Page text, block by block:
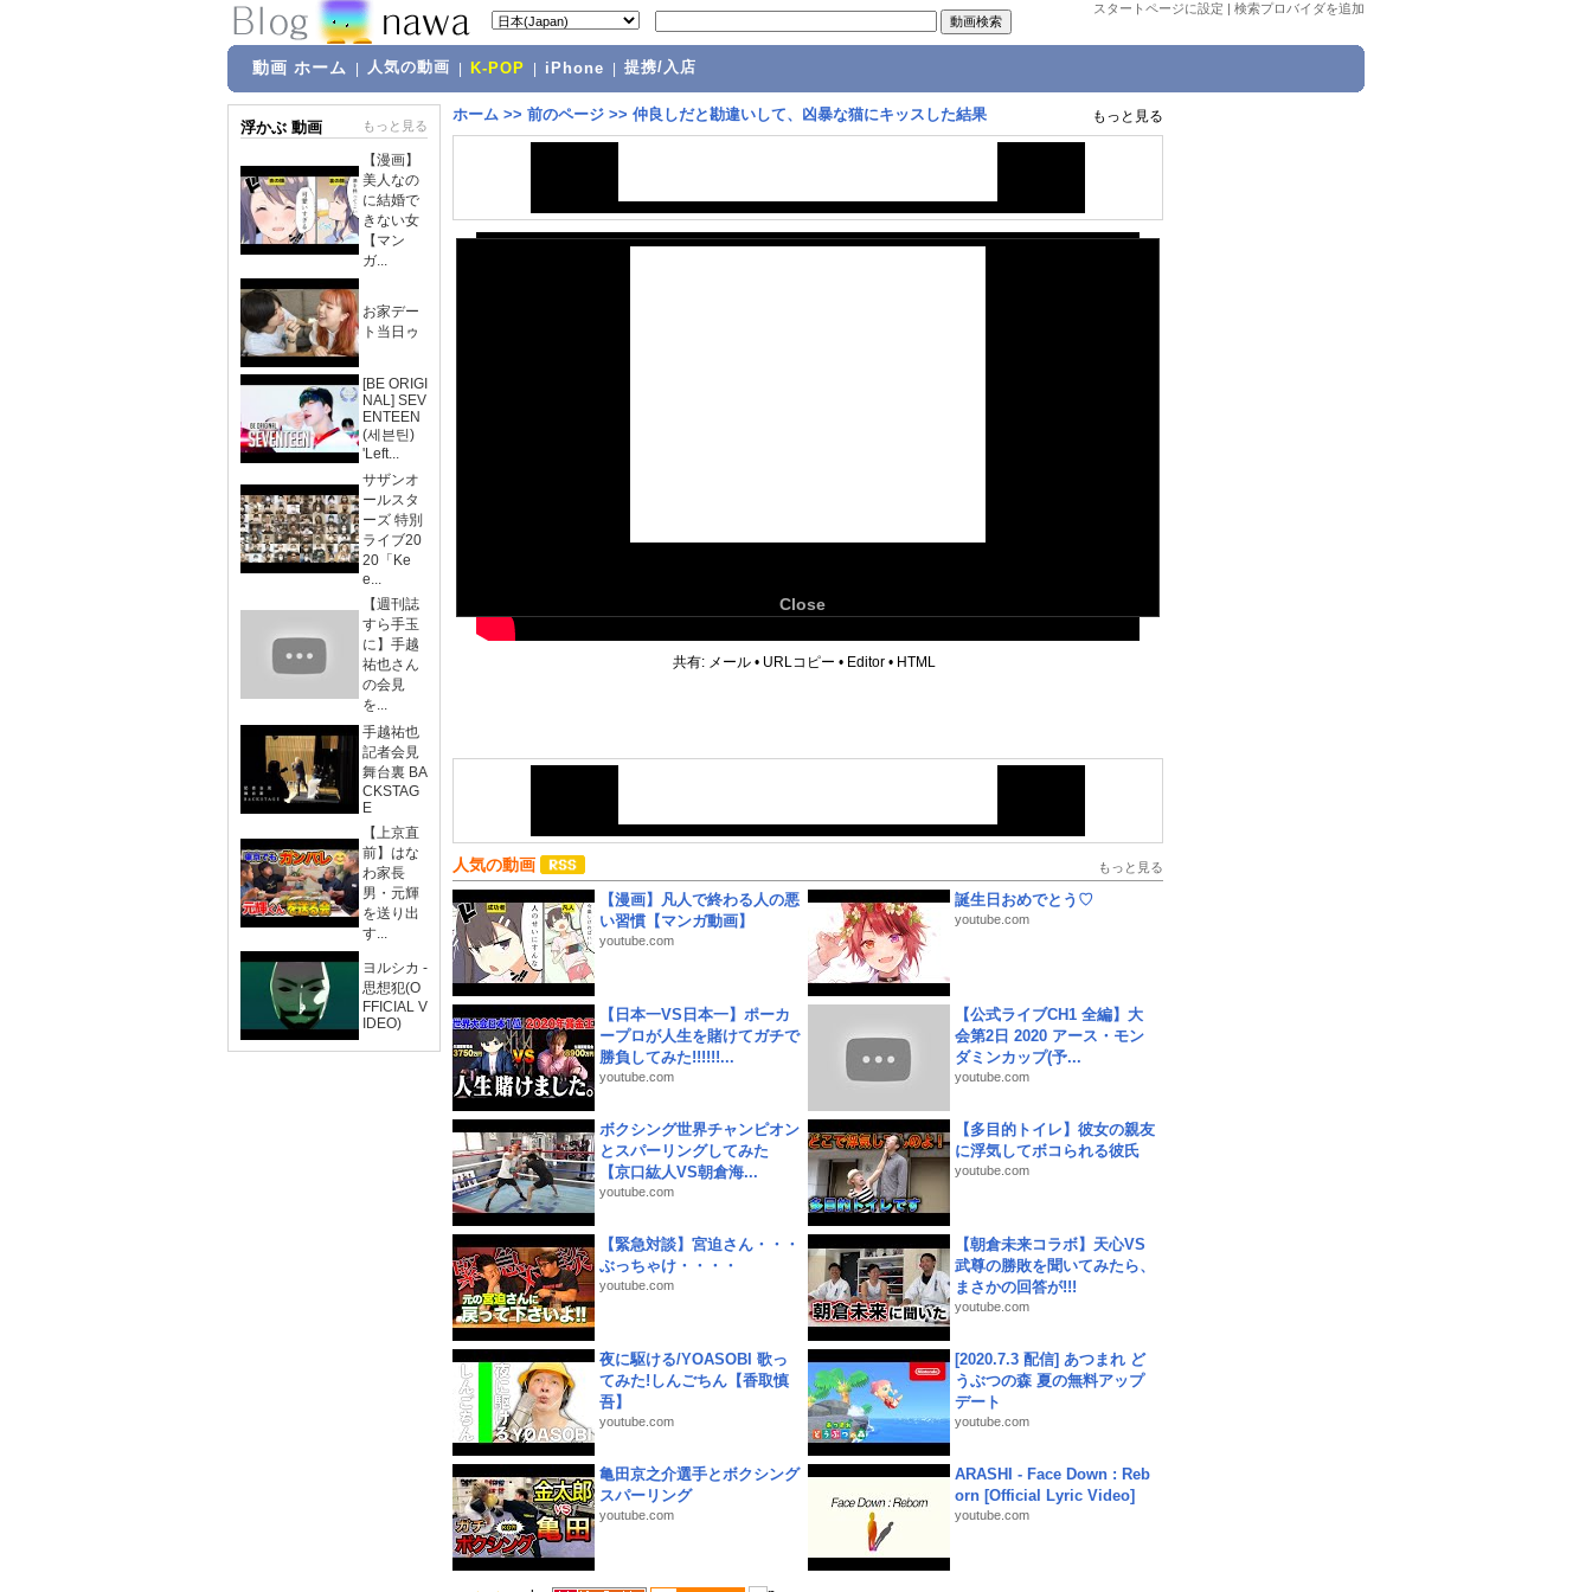
スタートページに設定 | 検索プロバイダを追加
動画 ホーム 人気の動画 K-POP iPhone 提携/入店
浮かぶ 動画 もっと見る
【漫画】
美人なの
に結婚で
きない女
【マン
ガ...
お家デー
ト当日ゥ
[BE ORIGI
NAL] SEV
ENTEEN
(세븐틴)
'Left...
サザンオ
ールスタ
ーズ 特別
ライブ20
20「Ke
e...
【週刊誌
すら手玉
に】手越
祐也さん
の会見
を...
手越祐也
記者会見
舞台裏 BA
CKSTAG
E
【上京直
前】はな
わ家長
男・元輝
を送り出
す...
ヨルシカ -
思想犯(O
FFICIAL V
IDEO)
ホーム >> 前のページ >> 仲良しだと勘違いして、凶暴な猫にキッスした結果 もっと見る
Close
共有: メール • URLコピー • Editor • HTML
人気の動画 もっと見る
【漫画】凡人で終わる人の悪
い習慣【マンガ動画】
youtube.com
誕生日おめでとう♡
youtube.com
【日本一VS日本一】ポーカ
ープロが人生を賭けてガチで
勝負してみた!!!!!!...
youtube.com
【公式ライブCH1 全編】大
会第2日 2020 アース・モン
ダミンカップ(予...
youtube.com
ボクシング世界チャンピオン
とスパーリングしてみた
【京口紘人VS朝倉海...
youtube.com
【多目的トイレ】彼女の親友
に浮気してボコられる彼氏
youtube.com
【緊急対談】宮迫さん・・・
ぶっちゃけ・・・・
youtube.com
【朝倉未来コラボ】天心VS
武尊の勝敗を聞いてみたら、
まさかの回答が!!!
youtube.com
夜に駆ける/YOASOBI 歌っ
てみた!しんごちん【香取慎
吾】
youtube.com
[2020.7.3 配信] あつまれ ど
うぶつの森 夏の無料アップ
デート
youtube.com
亀田京之介選手とボクシング
スパーリング
youtube.com
ARASHI - Face Down : Reb
orn [Official Lyric Video]
youtube.com